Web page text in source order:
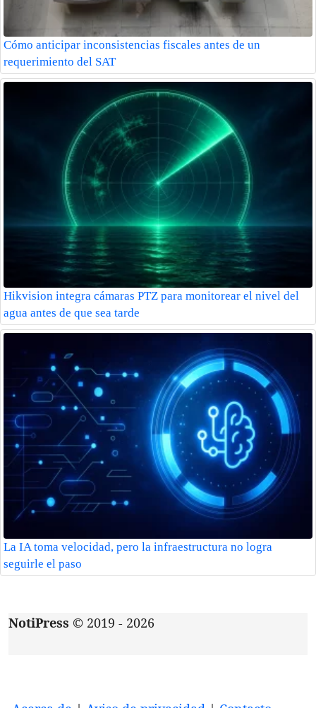
Cómo anticipar inconsistencias fiscales antes de un
requerimiento del SAT
Hikvision integra cámaras PTZ para monitorear el nivel del
agua antes de que sea tarde
La IA toma velocidad, pero la infraestructura no logra
seguirle el paso
NotiPress © 2019 - 2026